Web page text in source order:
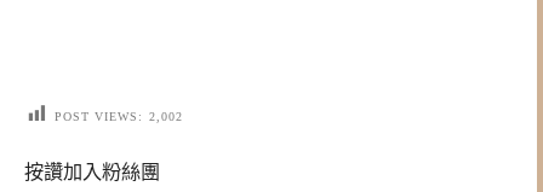
POST VIEWS: 2,002
按讚加入粉絲團